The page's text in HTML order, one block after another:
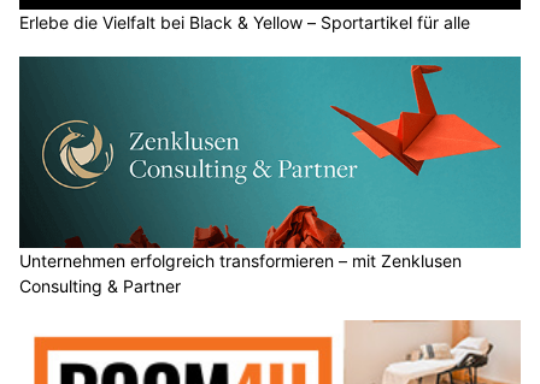
Erlebe die Vielfalt bei Black & Yellow – Sportartikel für alle
Unternehmen erfolgreich transformieren – mit Zenklusen
Consulting & Partner